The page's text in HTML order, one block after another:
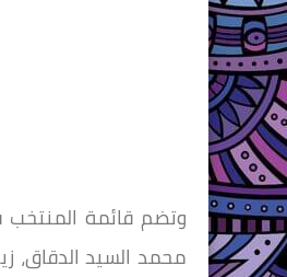
وتضم قائمة
محمد السيد الدقاق،